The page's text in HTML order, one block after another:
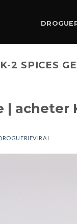
K-2 SPICES
| acheter